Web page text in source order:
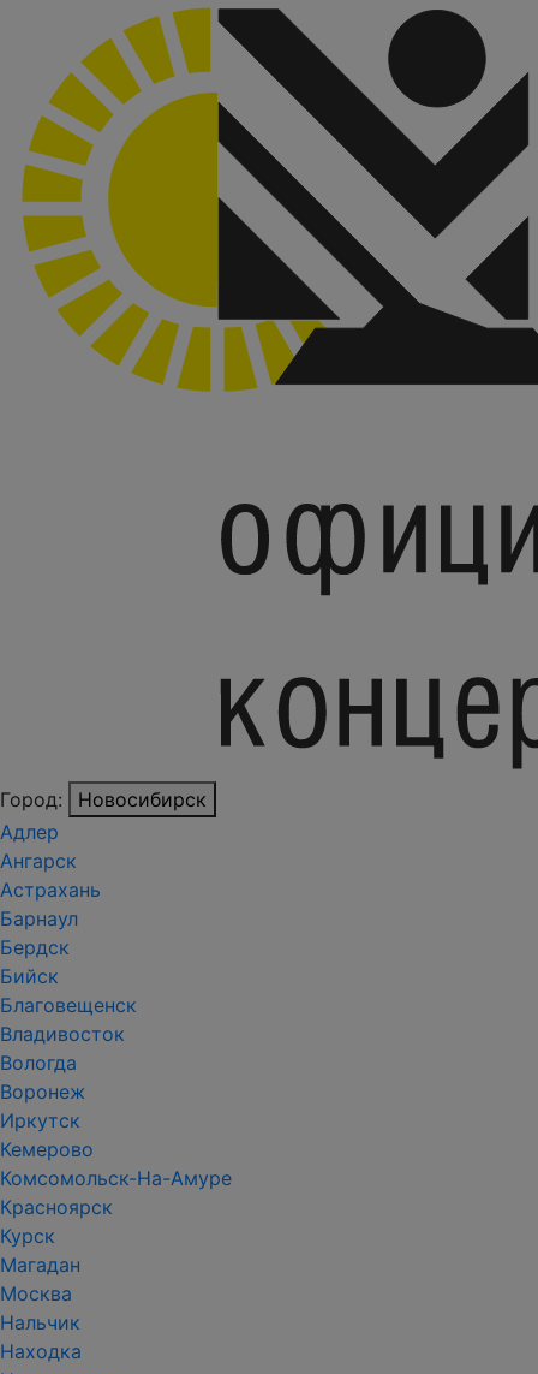
Город:
Новосибирск
Адлер
Ангарск
Астрахань
Барнаул
Бердск
Бийск
Благовещенск
Владивосток
Вологда
Воронеж
Иркутск
Кемерово
Комсомольск-На-Амуре
Красноярск
Курск
Магадан
Москва
Нальчик
Находка